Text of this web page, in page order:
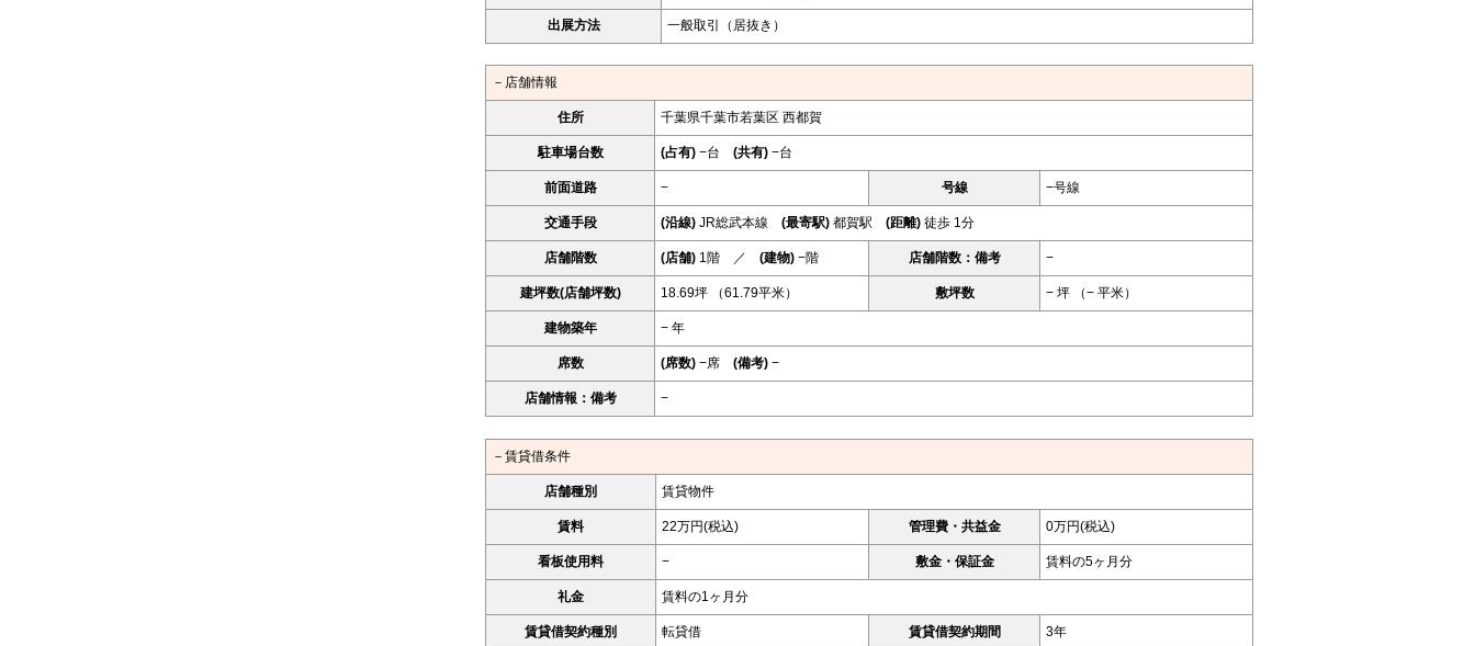
出展方法 一般取引（居抜き）
－店舗情報
住所 千葉県千葉市若葉区 西都賀
駐車場台数 (占有) −台 (共有) −台
前面道路 − 号線 −号線
交通手段 (沿線) JR総武本線 (最寄駅) 都賀駅 (距離) 徒歩 1分
店舗階数 (店舗) 1階 ／ (建物) −階 店舗階数：備考 −
建坪数(店舗坪数) 18.69坪 （61.79平米） 敷坪数 − 坪 （− 平米）
建物築年 − 年
席数 (席数) −席 (備考) −
店舗情報：備考 −
－賃貸借条件
店舗種別 賃貸物件
賃料 22万円(税込) 管理費・共益金 0万円(税込)
看板使用料 − 敷金・保証金 賃料の5ヶ月分
礼金 賃料の1ヶ月分
賃貸借契約種別 転貸借 賃貸借契約期間 3年